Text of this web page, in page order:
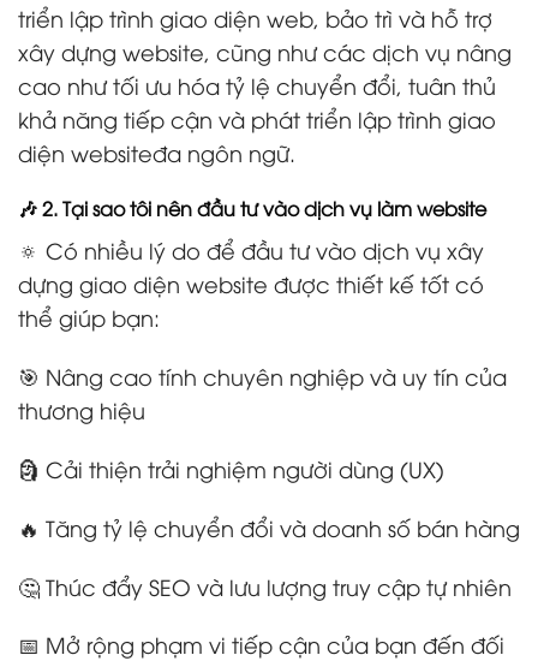
triển lập trình giao diện web, bảo trì và hỗ trợ
xây dựng website, cũng như các dịch vụ nâng
cao như tối ưu hóa tỷ lệ chuyển đổi, tuân thủ
khả năng tiếp cận và phát triển lập trình giao
diện websiteđa ngôn ngữ.
🎶 2. Tại sao tôi nên đầu tư vào dịch vụ làm website
🔅 Có nhiều lý do để đầu tư vào dịch vụ xây
dựng giao diện website được thiết kế tốt có
thể giúp bạn:
🎯 Nâng cao tính chuyên nghiệp và uy tín của
thương hiệu
🗿 Cải thiện trải nghiệm người dùng (UX)
🔥 Tăng tỷ lệ chuyển đổi và doanh số bán hàng
🤔 Thúc đẩy SEO và lưu lượng truy cập tự nhiên
📅 Mở rộng phạm vi tiếp cận của bạn đến đối